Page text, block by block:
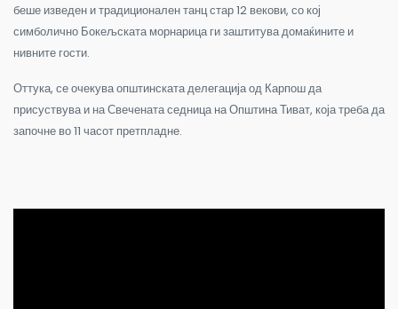
беше изведен и традиционален танц стар 12 векови, со кој
симболично Бокељската морнарица ги заштитува домаќините и
нивните гости.
Оттука, се очекува општинската делегација од Карпош да
присуствува и на Свечената седница на Општина Тиват, која треба да
започне во 11 часот претпладне.